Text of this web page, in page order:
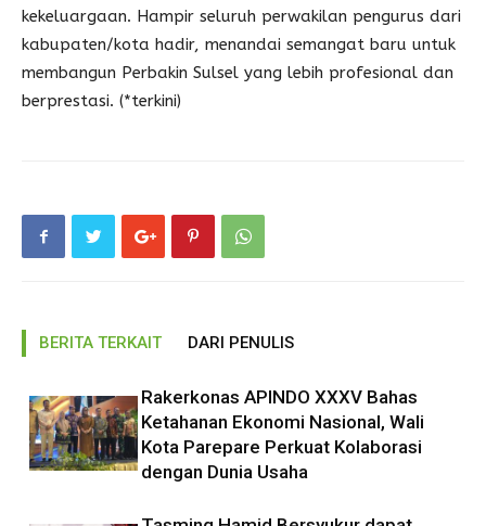
kekeluargaan. Hampir seluruh perwakilan pengurus dari
kabupaten/kota hadir, menandai semangat baru untuk
membangun Perbakin Sulsel yang lebih profesional dan
berprestasi. (*terkini)
BERITA TERKAIT DARI PENULIS
Rakerkonas APINDO XXXV Bahas
Ketahanan Ekonomi Nasional, Wali
Kota Parepare Perkuat Kolaborasi
dengan Dunia Usaha